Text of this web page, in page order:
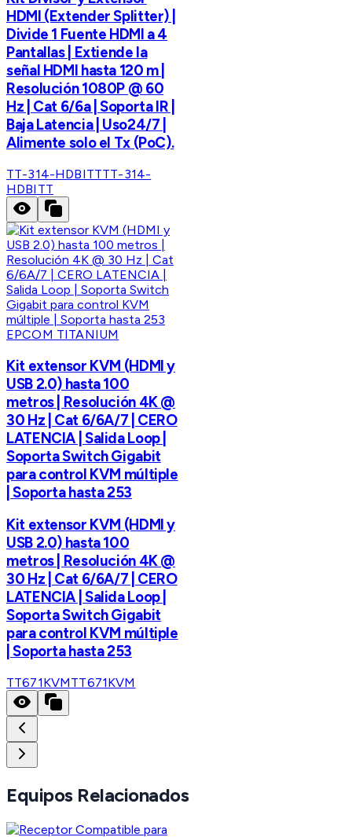
HDMI (Extender Splitter) |
Divide 1 Fuente HDMI a 4
Pantallas | Extiende la
señal HDMI hasta 120 m |
Resolución 1080P @ 60
Hz | Cat 6/6a | Soporta IR |
Baja Latencia | Uso24/7 |
Alimente solo el Tx (PoC).
TT-314-HDBITTTT-314-
HDBITT
EPCOM TITANIUM
Kit extensor KVM (HDMI y
USB 2.0) hasta 100
metros | Resolución 4K @
30 Hz | Cat 6/6A/7 | CERO
LATENCIA | Salida Loop |
Soporta Switch Gigabit
para control KVM múltiple
| Soporta hasta 253
Kit extensor KVM (HDMI y
USB 2.0) hasta 100
metros | Resolución 4K @
30 Hz | Cat 6/6A/7 | CERO
LATENCIA | Salida Loop |
Soporta Switch Gigabit
para control KVM múltiple
| Soporta hasta 253
TT671KVMTT671KVM
Equipos Relacionados